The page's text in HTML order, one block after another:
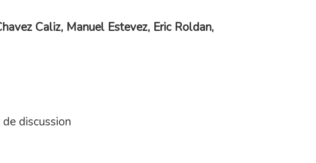
Caliz, Manuel Estevez, Eric Roldan,
discussion